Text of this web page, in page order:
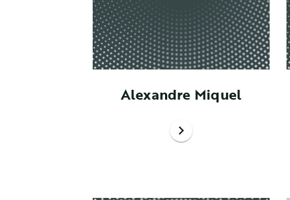
Alexandre Miquel
chevron_right